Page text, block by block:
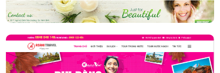
Spa làm đẹp